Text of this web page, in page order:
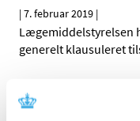
|7. februar 2019 |
Lægemiddelstyrelsen
generelt klausuleret
Generelt tilskud
fra den 25. februar